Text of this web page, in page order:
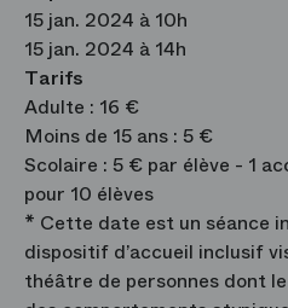
15 jan. 2024 à 10h
15 jan. 2024 à 14h
Tarifs
Adulte : 16 €
Moins de 15 ans : 5 €
Scolaire : 5 € par élève - 1
pour 10 élèves
* Cette date est un séance
dispositif d’accueil inclusif
théâtre de personnes dont